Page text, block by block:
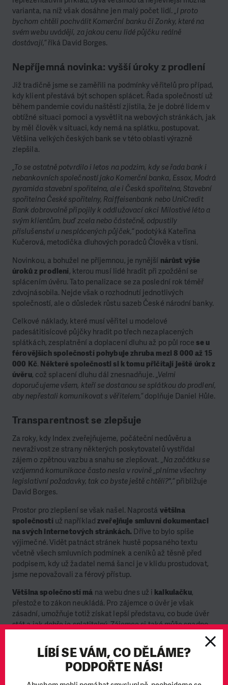
varianta, na níž však dosáhne jen malý počet lidí.„I proto
bychom chtěli pochválit Komerční banku či Zonky, které na
svém webu uvádějí, za jakou cenu lidé půjčku reálně
dostávají,“říká David Borges.
Nepříjemná novinka: vyšší úroky z prodlení
Již tradičně jsme se zaměřili na podmínky věřitelů pro případ,
kdy klient přestává být schopen splácet. Řada společností už
během pandemie covidu naštěstí zjistila, že je dobré lidem v
obtížné situaci pomoci a vysvětlit na webových stránkách, jak
by měl člověk v situaci, kdy nemá na splátku, postupovat.
Většina velkých českých bank se v této oblasti výrazně
zlepšila.
„To se ostatně potvrdilo i letos na podzim, kdy se řada bank i
nebankovních společností jako Komerční banka, Essox, Modrá
pyramida stavební spořitelna, ale i Česká spořitelna, Stavební
spořitelna České spořitelny, Raiffeisenbank nebo UniCredit
Bank dobrovolně připojily k oddlužovací akci Milostivé léto a
svým klientům, buď zcela nebo částečně, odpustily
příslušenství u nesplácených půjček,“podotýká Kateřina
Kučerová, metodička dluhových poradců Člověka v tísni.
Novinkou, a bohužel ne příjemnou, je nynější nárůst výše
úroků z prodlení, kterou musí lidé hradit při zpoždění se
splácením úvěru. Tato penalizace se za poslední rok téměř
zdvojnásobila. Nejde však o rozhodnutí jednotlivých
společností, ale o důsledek růstu sazeb České národní banky.
Celkové náklady, které musí věřitel u modelové
padesátitisícové půjčky hradit po třech nezaplacených
splátkách, zesplatnění a doplacení dluhu až po půl rocese u
férovějších společností pohybuje zhruba mezi 8 000 až 15
000 Kč. Některé společnosti si k tomu přičítají ještě úrok z
úvěru, což splacení dluhu dál znesnadňuje. „Velmi
doporučujeme všem, kteří se dostanou se splátkou do prodlení,
aby nepřestali komunikovat s věřitelem,“doplňuje Daniel Hůle.
Transparentnost se zlepšuje
Za roky, kdy Index zveřejňujeme, počáteční nedůvěru a
nevraživost ze strany některých poskytovatelů vystřídal
zájem o zpětnou vazbu a snahu se zlepšovat. „Na začátku se
vzájemná komunikace často nesla v rovině „plníme všechny
legislativní požadavky, tak co byste ještě chtěli?",“přibližuje
David Borges.
Prostor pro zlepšení se však našel. Naprostá většina
společností už například zveřejňuje smluvní dokumentaci
na svých internetových stránkách. Dříve to bylo spíše
výjimečné. Vidět patnáct stránek hustě popsaného textu
včetně všech smluvních podmínek a ceníků až těsně před
podpisem, kdy už žadatel nemá šanci je v klidu prostudovat,
jsme nepovažovali za férový přístup.
Většina společností má na webu dnes už i kalkulačku,
přestože to zákon neukládá. Pro zájemce o úvěr je však
zásadní, umožňuje totiž získat lepší představu, co bude úvěr
stát a jak dobře je splatitelný. Zájemce si také může snadno
„Mnohé společnosti naše doporučení
berou do úvahy. Je to ostatně vidět i
LÍBÍ SE VÁM, CO DĚLÁME?
PODPOŘTE NÁS!